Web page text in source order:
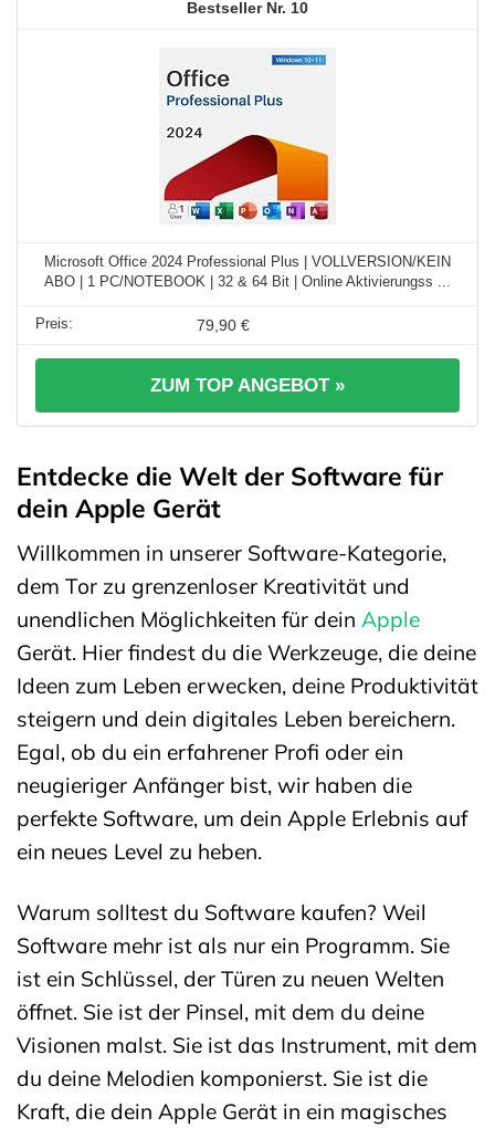
10
Microsoft Office 2024 Professional Plus | VOLLVERSION/KEIN
ABO | 1 PC/NOTEBOOK | 32 & 64 Bit | Online Aktivierungss ...
79,90 €
ZUM TOP ANGEBOT »
Entdecke die Welt der Software für
dein Apple Gerät
Willkommen in unserer Software-Kategorie,
dem Tor zu grenzenloser Kreativität und
unendlichen Möglichkeiten für dein Apple
Gerät. Hier findest du die Werkzeuge, die deine
Ideen zum Leben erwecken, deine Produktivität
steigern und dein digitales Leben bereichern.
Egal, ob du ein erfahrener Profi oder ein
neugieriger Anfänger bist, wir haben die
perfekte Software, um dein Apple Erlebnis auf
ein neues Level zu heben.
Warum solltest du Software kaufen? Weil
Software mehr ist als nur ein Programm. Sie
ist ein Schlüssel, der Türen zu neuen Welten
öffnet. Sie ist der Pinsel, mit dem du deine
Visionen malst. Sie ist das Instrument, mit dem
du deine Melodien komponierst. Sie ist die
Kraft, die dein Apple Gerät in ein magisches